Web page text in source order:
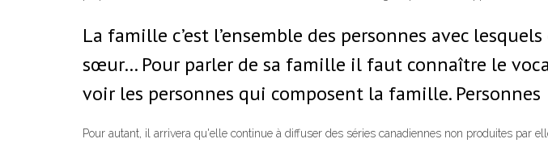
La famille c’est l’ensemble des personnes avec
sœur… Pour parler de sa famille il faut connaître le
voir les personnes qui composent la famille. Personnes
Pour autant, il arrivera qu'elle continue à diffuser des séries canadiennes non produites par